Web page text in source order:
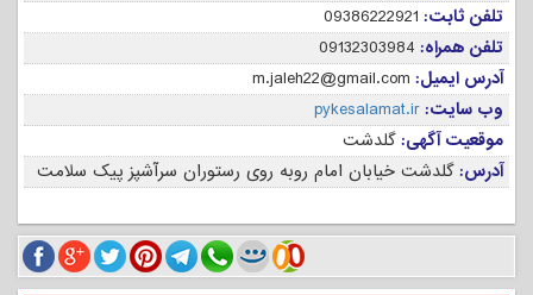
تلفن ثابت: 09386222921
تلفن همراه: 09132303984
آدرس ایمیل: m.jaleh22@gmail.com
وب سایت:pykesalamat.ir
موقعیت آگهی:گلدشت
آدرس:گلدشت خیابان امام روبه روی رستوران سرآشپز پیک سلامت